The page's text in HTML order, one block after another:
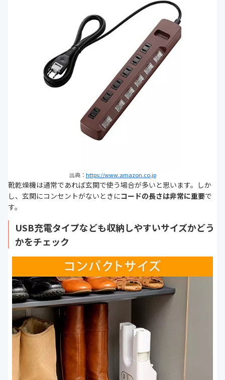
出典： https://www.amazon.co.jp
靴乾燥機は通常であれば玄関で使う場合が多いと思います。しか
し、玄関にコンセントがないときにコードの長さは非常に重要で
す。
USB充電タイプなども収納しやすいサイズかどう
かをチェック